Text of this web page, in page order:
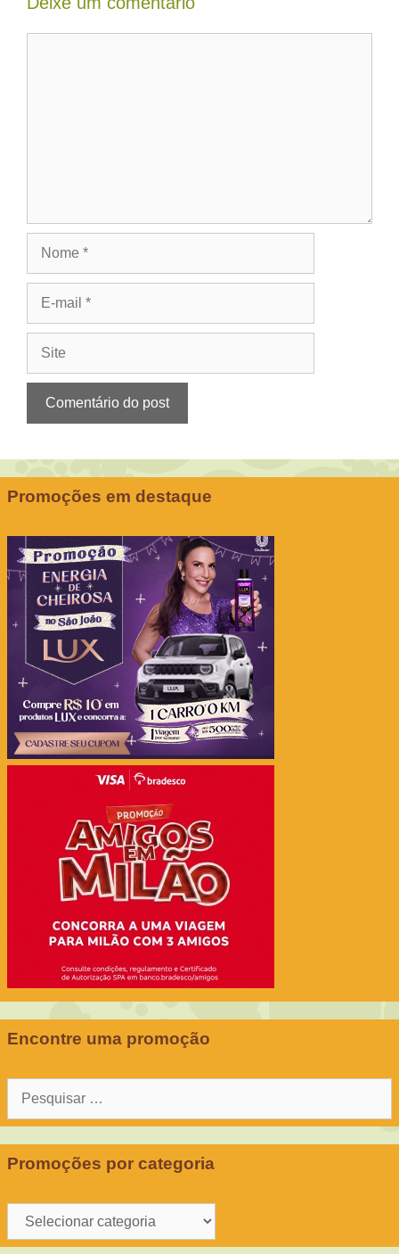
Promoções em destaque
Encontre uma promoção
Pesquisar
Promoções por categoria
Promoções
por